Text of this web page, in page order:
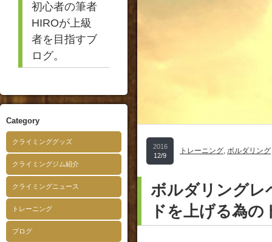
初心者の筆者
HIROが上級
者を目指すブ
ログ。
Category
クライミンググッズ
クライミングジム紹介
クライミングニュース
トレーニング
ブログ
2016
12/9
トレーニング, ボルダリング
ボルダリング
ドを上げる為